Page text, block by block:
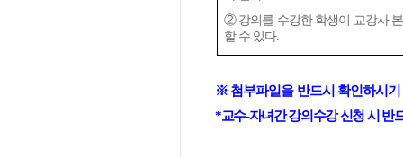
② 강의를 수강한 학생이 교강사
할 수 있다.
※ 첨부파일을 반드시 확인하시
*교수-자녀간 강의수강 신청 시 반